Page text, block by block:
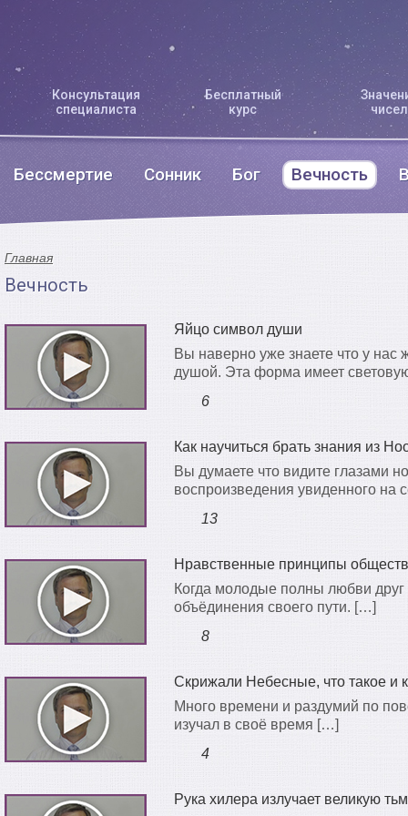
Консультация
специалиста
Бесплатный
курс
чисел
Бессмертие Сонник Бог Вечность
Главная
Вечность
Яйцо символ души
Вы наверно уже знаете что у
душой. Эта форма имеет
6
Как научиться брать знания из
Вы думаете что видите глазами
воспроизведения увиденного на
13
Нравственные принципы
Когда молодые полны любви друг
объёдинения своего пути. […]
8
Скрижали Небесные, что такое и
Много времени и раздумий по
изучал в своё время […]
4
Рука хилера излучает великую